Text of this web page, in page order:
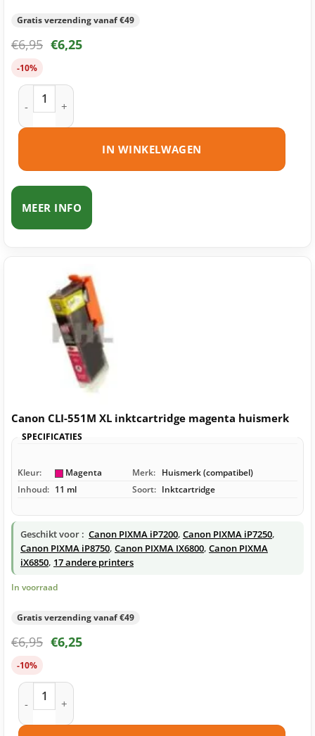
Gratis verzending vanaf €49
€6,95 €6,25
-10%
Canon CLI-551C XL inktcartridge cyaan huismerk aantal
IN WINKELWAGEN
MEER INFO
Canon CLI-551M XL inktcartridge magenta huismerk
SPECIFICATIES
Kleur: Magenta Merk: Huismerk (compatibel)
Inhoud: 11 ml Soort: Inktcartridge
Geschikt voor : Canon PIXMA iP7200, Canon PIXMA iP7250,
Canon PIXMA iP8750, Canon PIXMA IX6800, Canon PIXMA
iX6850, 17 andere printers
In voorraad
Gratis verzending vanaf €49
€6,95 €6,25
-10%
Canon CLI-551M XL inktcartridge magenta huismerk aantal